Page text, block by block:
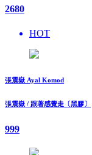
2680
HOT
張震嶽 Ayal Komod
張震嶽 / 跟著感覺走〔黑膠〕
999